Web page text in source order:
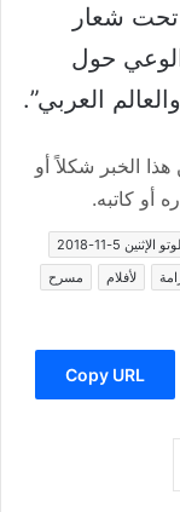
كانت الدورة الأولى في عام 2016 تحت شعار
حول
العربي”.
الخبر شكلاً أو
أو كاتبه.
الإثنين 5-11-2018
لأفلام
مسرح
Copy URL